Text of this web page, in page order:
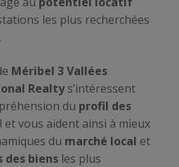
les plus recherchées
Méribel 3 Vallées
Realtys’intéressent
du profil des
et vous aident ainsi à mieux
du marché local et
biens les plus